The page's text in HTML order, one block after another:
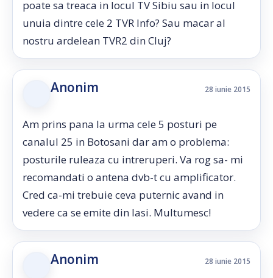
poate sa treaca in locul TV Sibiu sau in locul
unuia dintre cele 2 TVR Info? Sau macar al
nostru ardelean TVR2 din Cluj?
Anonim 28 iunie 2015
Am prins pana la urma cele 5 posturi pe
canalul 25 in Botosani dar am o problema:
posturile ruleaza cu intreruperi. Va rog sa- mi
recomandati o antena dvb-t cu amplificator.
Cred ca-mi trebuie ceva puternic avand in
vedere ca se emite din Iasi. Multumesc!
Anonim 28 iunie 2015